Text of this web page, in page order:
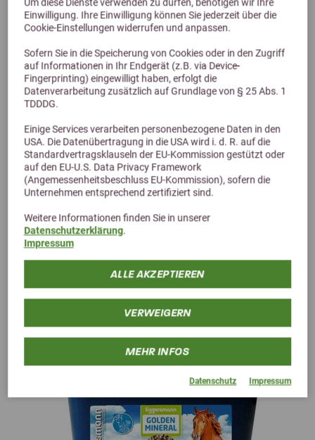
Einwilligung. Ihre Einwilligung können Sie jederzeit über die
Cookie-Einstellungen widerrufen und anpassen.
Sofern Sie in die Speicherung von Cookies oder in den Zugriff
auf Informationen in Ihr Endgerät (z.B. via Device-
Fingerprinting) eingewilligt haben, erfolgt die
Datenverarbeitung zusätzlich auf Grundlage von § 25 Abs. 1
TDDDG.
Einige Services verarbeiten personenbezogene Daten in den
USA. Die Datenübertragung in die USA wird i. d. R. auf die
Standardvertragsklauseln der EU-Kommission gestützt oder
auf den EU-U.S. Data Privacy Framework
(Angemessenheitsbeschluss EU-Kommission), sofern die
Unternehmen entsprechend zertifiziert sind.
Weitere Informationen finden Sie in unserer
Datenschutzerklärung.
Impressum
ALLE AKZEPTIEREN
VERWEIGERN
MEHR INFOS
Datenschutz Impressum
Derby Muskel-Support 1L
50,29 €
Alternative Produkte